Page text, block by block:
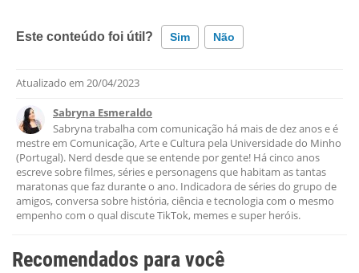
Este conteúdo foi útil? Sim Não
Este conteúdo contém informação incorreta
Este conteúdo não tem a informação que procuro
Outro
Atualizado em 20/04/2023
Sabryna Esmeraldo
Sabryna trabalha com comunicação há mais de dez anos e é
mestre em Comunicação, Arte e Cultura pela Universidade do Minho
(Portugal). Nerd desde que se entende por gente! Há cinco anos
escreve sobre filmes, séries e personagens que habitam as tantas
maratonas que faz durante o ano. Indicadora de séries do grupo de
amigos, conversa sobre história, ciência e tecnologia com o mesmo
empenho com o qual discute TikTok, memes e super heróis.
Recomendados para você